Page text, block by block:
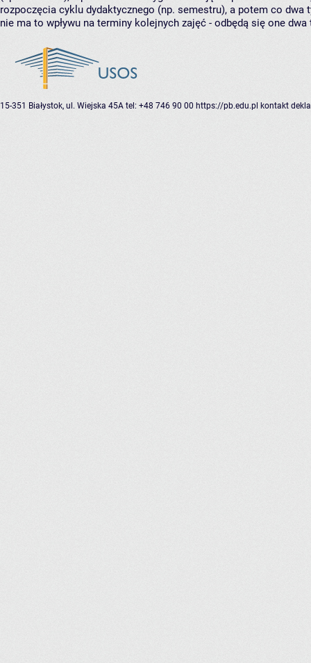
rozpoczęcia cyklu dydaktycznego (np. semestru), a potem co
nie ma to wpływu na terminy kolejnych zajęć - odbędą się one
15-351 Białystok, ul. Wiejska 45A tel: +48 746 90 00 https://pb.edu.pl kontakt